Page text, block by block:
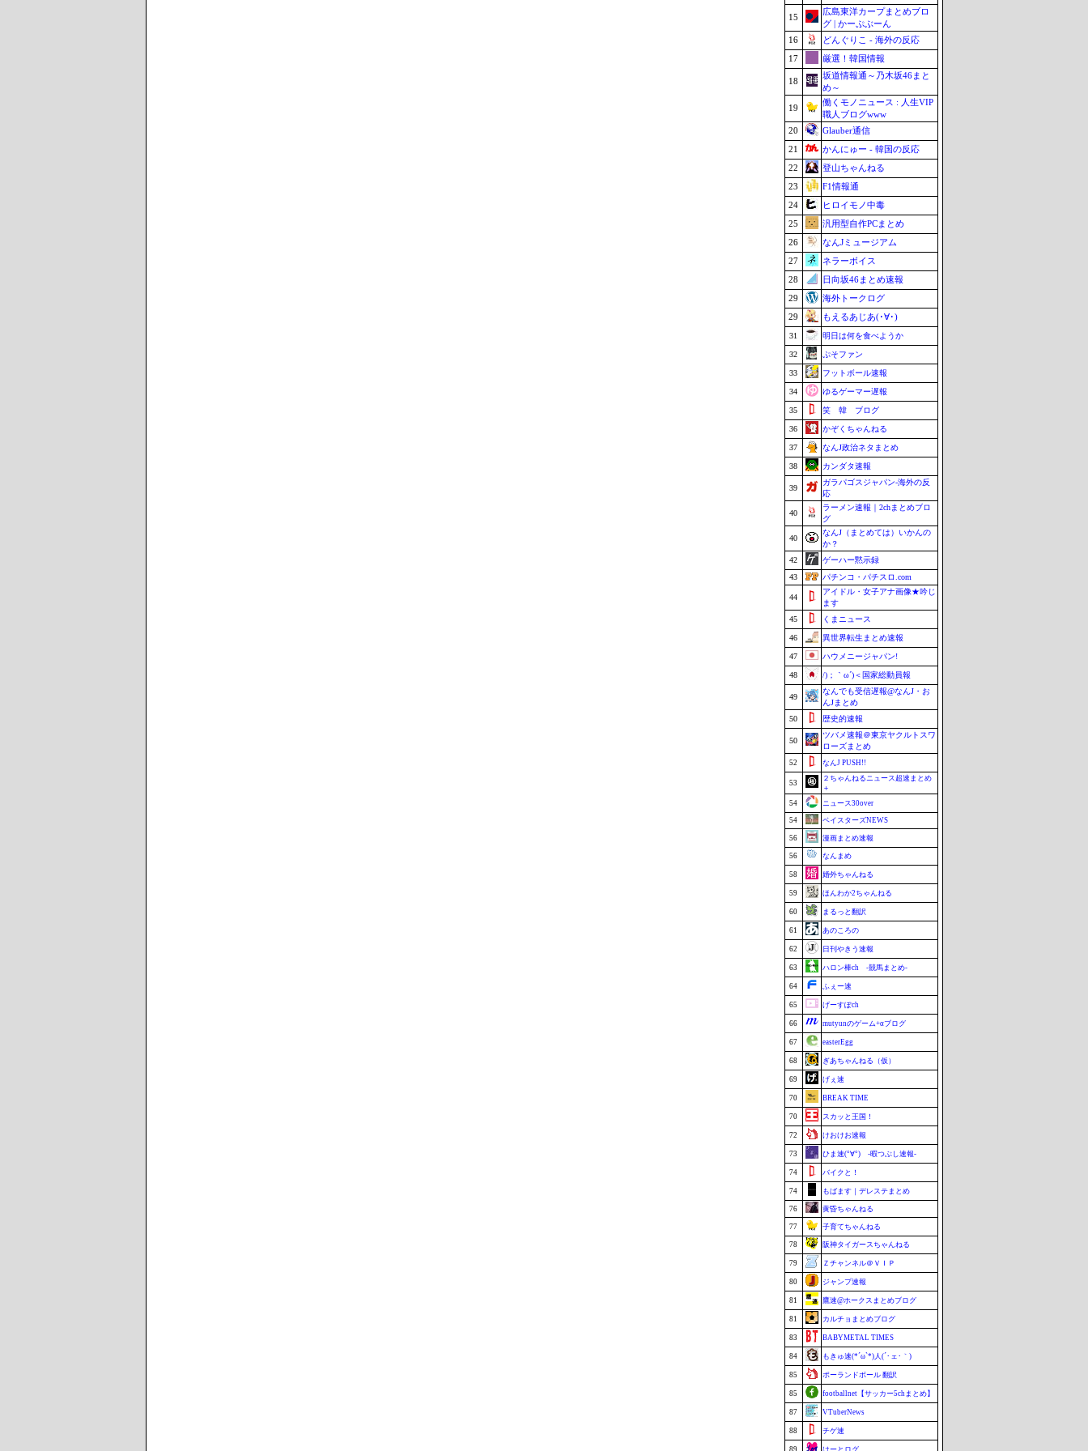
15
広島東洋カープまとめブロ
グ | かーぷぶーん
16
どんぐりこ - 海外の反応
17
厳選！韓国情報
18
坂道情報通～乃木坂46まと
め～
19
働くモノニュース : 人生VIP
職人ブログwww
20
Glauber通信
21
かんにゅー - 韓国の反応
22
登山ちゃんねる
23
F1情報通
24
ヒロイモノ中毒
25
汎用型自作PCまとめ
26
なんJミュージアム
27
ネラーボイス
28
日向坂46まとめ速報
29
海外トークログ
29
もえるあじあ(･∀･)
31 明日は何を食べようか
32 ぷそファン
33 フットボール速報
34 ゆるゲーマー遅報
35 笑 韓 ブログ
36 かぞくちゃんねる
37 なんJ政治ネタまとめ
38 カンダタ速報
39
ガラパゴスジャパン-海外の反
応
40
ラーメン速報｜2chまとめブロ
グ
40
なんJ（まとめては）いかんの
か？
42
ゲーハー黙示録
43
パチンコ・パチスロ.com
44
アイドル・女子アナ画像★吟じ
ます
45
くまニュース
46 異世界転生まとめ速報
47 ハウメニージャパン!
48 /)；｀ω´)＜国家総動員報
49
なんでも受信遅報@なんJ・お
んJまとめ
50
歴史的速報
50
ツバメ速報＠東京ヤクルトスワ
ローズまとめ
52 なんJ PUSH!!
53
２ちゃんねるニュース超速まとめ
＋
54
ニュース30over
54 ベイスターズNEWS
56 漫画まとめ速報
56 なんまめ
58 婚外ちゃんねる
59 ほんわか2ちゃんねる
60 まるっと翻訳
61 あのころの
62 日刊やきう速報
63 ハロン棒ch -競馬まとめ-
64 ふぇー速
65 げーすぽch
66 mutyunのゲーム+αブログ
67 easterEgg
68 ぎあちゃんねる（仮）
69 げぇ速
70 BREAK TIME
70 スカッと王国！
72 けおけお速報
73 ひま速(°∀°) -暇つぶし速報-
74 バイクと！
74 もばます｜デレステまとめ
76 黄昏ちゃんねる
77 子育てちゃんねる
78 阪神タイガースちゃんねる
79 Ｚチャンネル＠ＶＩＰ
80 ジャンプ速報
81 鷹速@ホークスまとめブログ
81 カルチョまとめブログ
83 BABYMETAL TIMES
84 もきゅ速(*´ω`*)人(´･ェ･｀)
85 ポーランドボール 翻訳
85 footballnet【サッカー5chまとめ】
87 VTuberNews
88 チゲ速
89 はーとログ